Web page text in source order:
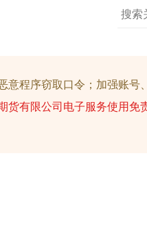
意程序窃取口令；加强账号
货有限公司电子服务使用免